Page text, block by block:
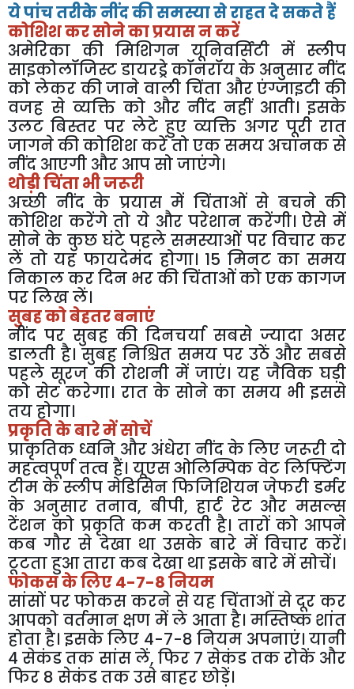
ये पांच तरीके नींद की समस्या से राहत दे सकते हैं
कोशिश कर सोने का प्रयास न करें
अमेरिका की मिशिगन यूनिवर्सिटी में स्लीप
साइकोलॉजिस्ट डायरड्रे कॉनरॉय के अनुसार नींद
को लेकर की जाने वाली चिंता और एंग्जाइटी की
वजह से व्यक्ति को और नींद नहीं आती। इसके
उलट बिस्तर पर लेटे हुए व्यक्ति अगर पूरी रात
जागने की कोशिश करें तो एक समय अचानक से
नींद आएगी और आप सो जाएंगे।
थोड़ी चिंता भी जरूरी
अच्छी नींद के प्रयास में चिंताओं से बचने की
कोशिश करेंगे तो ये और परेशान करेंगी। ऐसे में
सोने के कुछ घंटे पहले समस्याओं पर विचार कर
लें तो यह फायदेमंद होगा। 15 मिनट का समय
निकाल कर दिन भर की चिंताओं को एक कागज
पर लिख लें।
सुबह को बेहतर बनाएं
नींद पर सुबह की दिनचर्या सबसे ज्यादा असर
डालती है। सुबह निश्चित समय पर उठें और सबसे
पहले सूरज की रोशनी में जाएं। यह जैविक घड़ी
को सेट करेगा। रात के सोने का समय भी इससे
तय होगा।
प्रकृति के बारे में सोचें
प्राकृतिक ध्वनि और अंधेरा नींद के लिए जरूरी दो
महत्वपूर्ण तत्व हैं। यूएस ओलिम्पिक वेट लिफ्टिंग
टीम के स्लीप मेडिसिन फिजिशियन जेफरी डर्मर
के अनुसार तनाव, बीपी, हार्ट रेट और मसल्स
टेंशन को प्रकृति कम करती है। तारों को आपने
कब गौर से देखा था उसके बारे में विचार करें।
टूटता हुआ तारा कब देखा था इसके बारे में सोचें।
फोकस के लिए 4-7-8 नियम
सांसों पर फोकस करने से यह चिंताओं से दूर कर
आपको वर्तमान क्षण में ले आता है। मस्तिष्क शांत
होता है। इसके लिए 4-7-8 नियम अपनाएं। यानी
4 सेकंड तक सांस लें, फिर 7 सेकंड तक रोकें और
फिर 8 सेकंड तक उसे बाहर छोड़ें।